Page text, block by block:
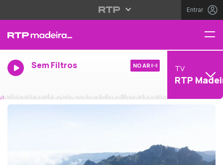
Entrar
Sem Filtros NO AR TV
RTP